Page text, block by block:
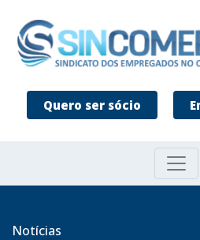
Quero ser sócio
Notícias